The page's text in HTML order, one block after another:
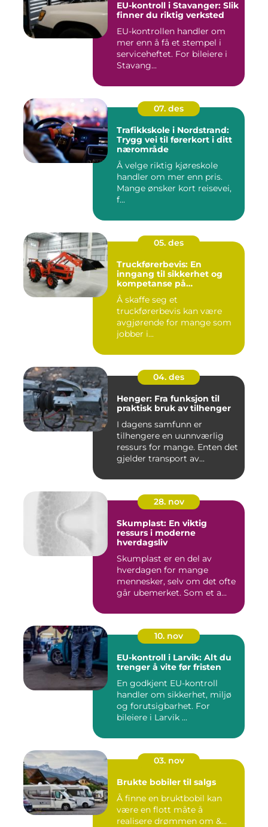
EU-kontroll i Stavanger: Slik
finner du riktig verksted
EU-kontrollen handler om
mer enn å få et stempel i
serviceheftet. For bileiere i
Stavang...
07. des
Trafikkskole i Nordstrand:
Trygg vei til førerkort i ditt
nærområde
Å velge riktig kjøreskole
handler om mer enn pris.
Mange ønsker kort reisevei,
f...
05. des
Truckførerbevis: En
inngang til sikkerhet og
kompetanse på
arbeidsplassen
Å skaffe seg et
truckførerbevis kan være
avgjørende for mange som
jobber i...
04. des
Henger: Fra funksjon til
praktisk bruk av tilhenger
I dagens samfunn er
tilhengere en uunnværlig
ressurs for mange. Enten det
gjelder transport av...
28. nov
Skumplast: En viktig
ressurs i moderne
hverdagsliv
Skumplast er en del av
hverdagen for mange
mennesker, selv om det ofte
går ubemerket. Som et a...
10. nov
EU-kontroll i Larvik: Alt du
trenger å vite før fristen
En godkjent EU-kontroll
handler om sikkerhet, miljø
og forutsigbarhet. For
bileiere i Larvik ...
03. nov
Brukte bobiler til salgs
Å finne en bruktbobil kan
være en flott måte å
realisere drømmen om &...